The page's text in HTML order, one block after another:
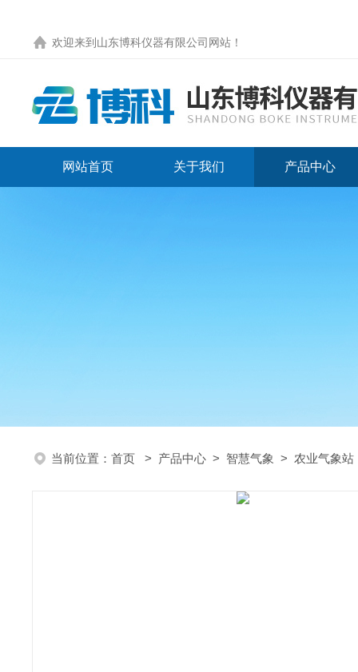
欢迎来到 山东博科仪器有限公司网站 ！
网站首页 关于我们 产品中心
当前位置： 首页 > 产品中心 > 智慧气象 > 农业气象站